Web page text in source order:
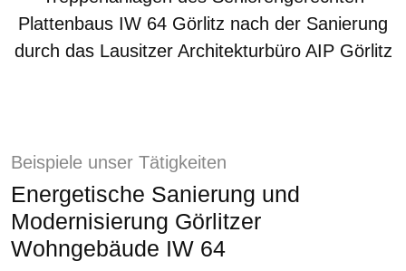
Beispiele unser Tätigkeiten
Energetische Sanierung und
Modernisierung Görlitzer
Wohngebäude IW 64